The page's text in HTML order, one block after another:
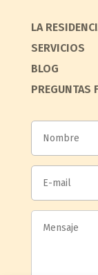
LA
SERVICIOS
BLOG
PREGUNTAS